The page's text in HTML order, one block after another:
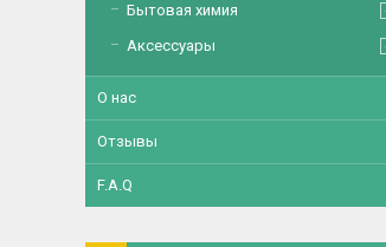
Бытовая химия
Аксессуары
О нас
Отзывы
F.A.Q